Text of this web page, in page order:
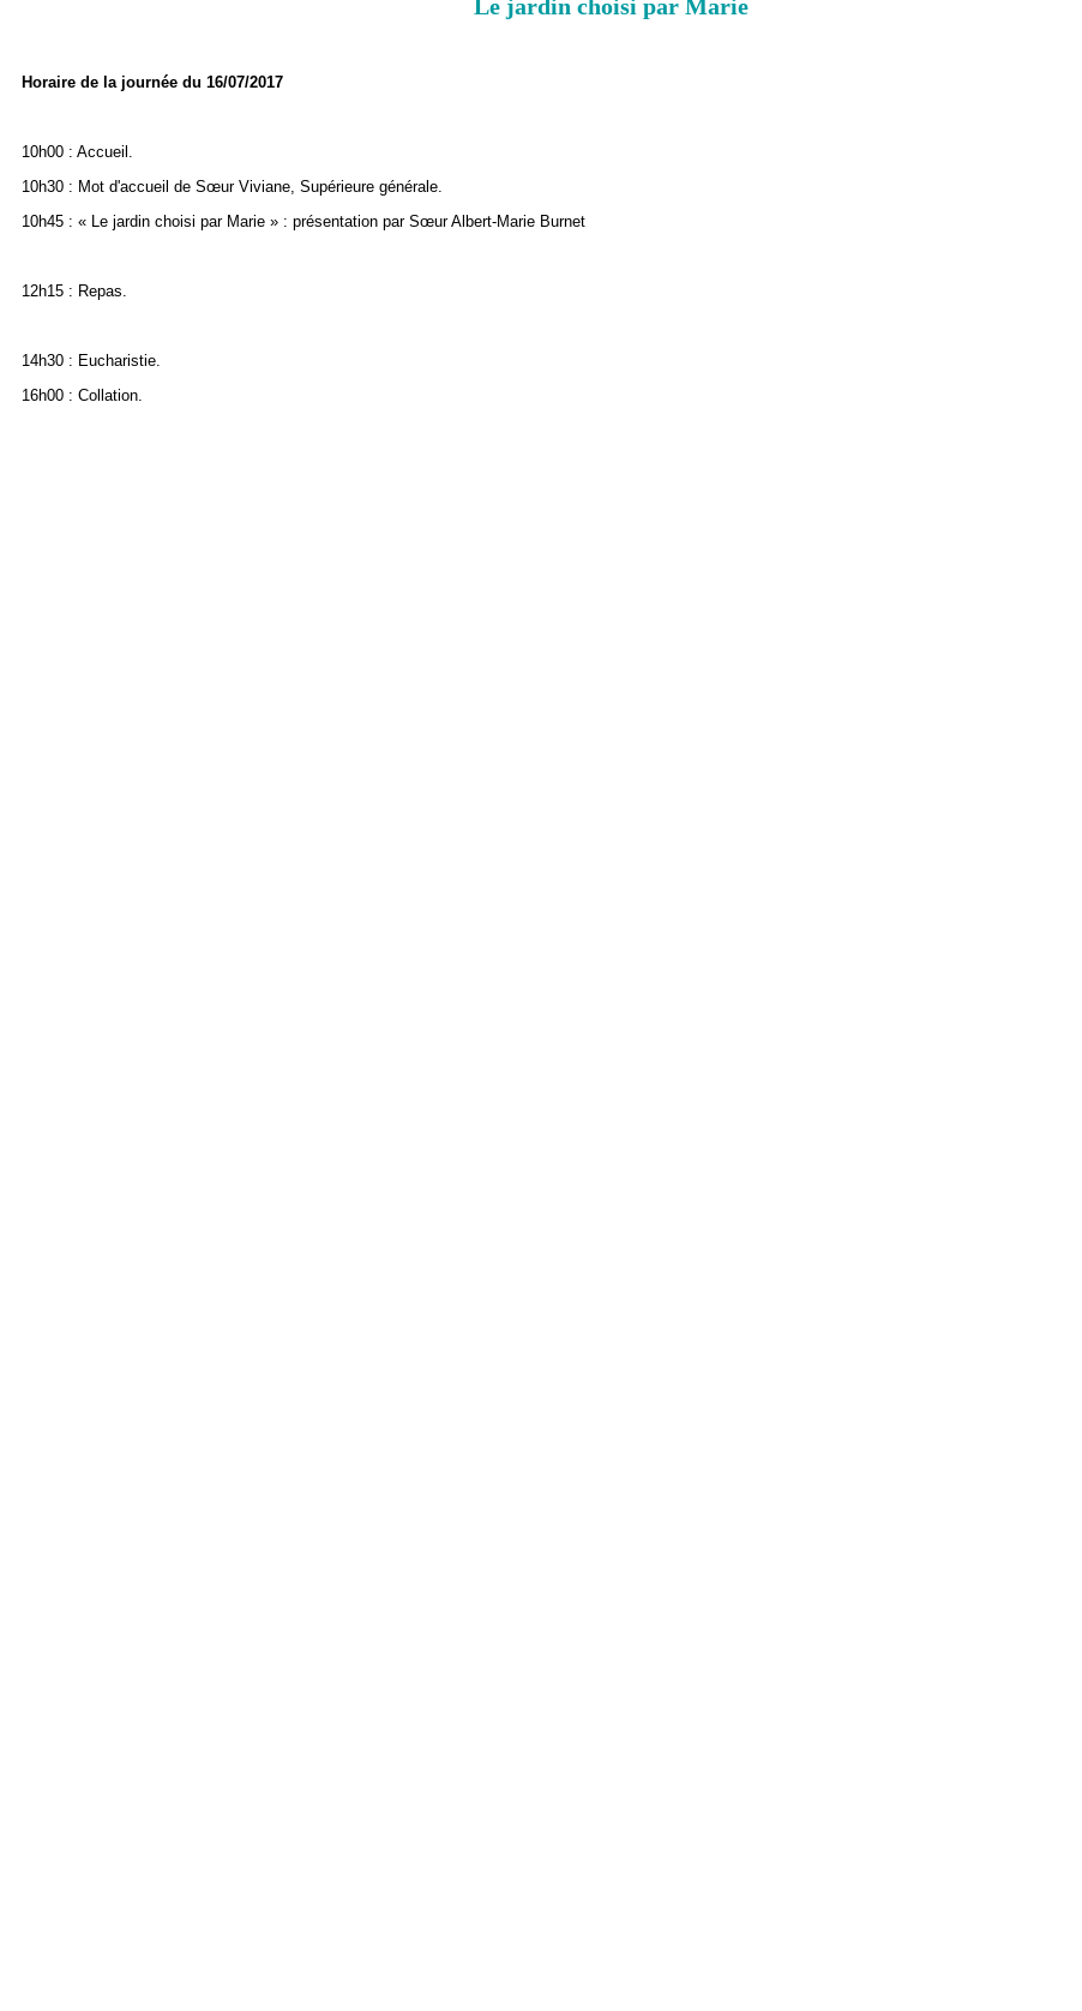
Le jardin choisi par Marie
Horaire de la journée du 16/07/2017
10h00 : Accueil.
10h30 : Mot d'accueil de Sœur Viviane, Supérieure générale.
10h45 : « Le jardin choisi par Marie » : présentation par Sœur Albert-Marie Burnet
12h15 : Repas.
14h30 : Eucharistie.
16h00 : Collation.